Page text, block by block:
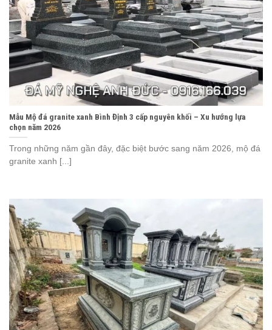
Mẫu Mộ đá granite xanh Bình Định 3 cấp nguyên khối – Xu hướng lựa
chọn năm 2026
Trong những năm gần đây, đặc biệt bước sang năm 2026, mộ đá
granite xanh [...]